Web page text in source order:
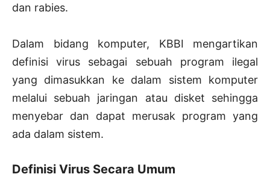
dan rabies.
Dalam bidang komputer, KBBI mengartikan
definisi virus sebagai sebuah program ilegal
yang dimasukkan ke dalam sistem komputer
melalui sebuah jaringan atau disket sehingga
menyebar dan dapat merusak program yang
ada dalam sistem.
Definisi Virus Secara Umum